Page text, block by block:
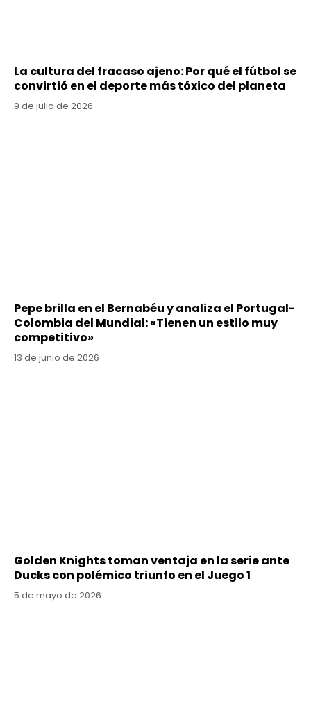
La cultura del fracaso ajeno: Por qué el fútbol se
convirtió en el deporte más tóxico del planeta
9 de julio de 2026
Pepe brilla en el Bernabéu y analiza el Portugal-
Colombia del Mundial: «Tienen un estilo muy
competitivo»
13 de junio de 2026
Golden Knights toman ventaja en la serie ante
Ducks con polémico triunfo en el Juego 1
5 de mayo de 2026